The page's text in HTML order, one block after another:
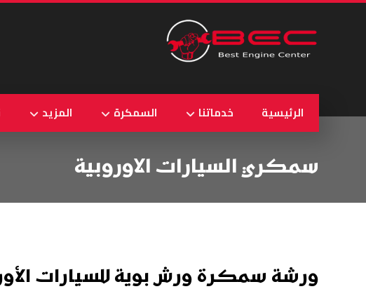
الرئيسية خدماتنا السمكرة المزيد
سمكري السيارات الاوروبية
ورشة سمكرة ورش بوية للسيارات